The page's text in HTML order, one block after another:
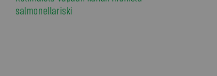
salmonellariski